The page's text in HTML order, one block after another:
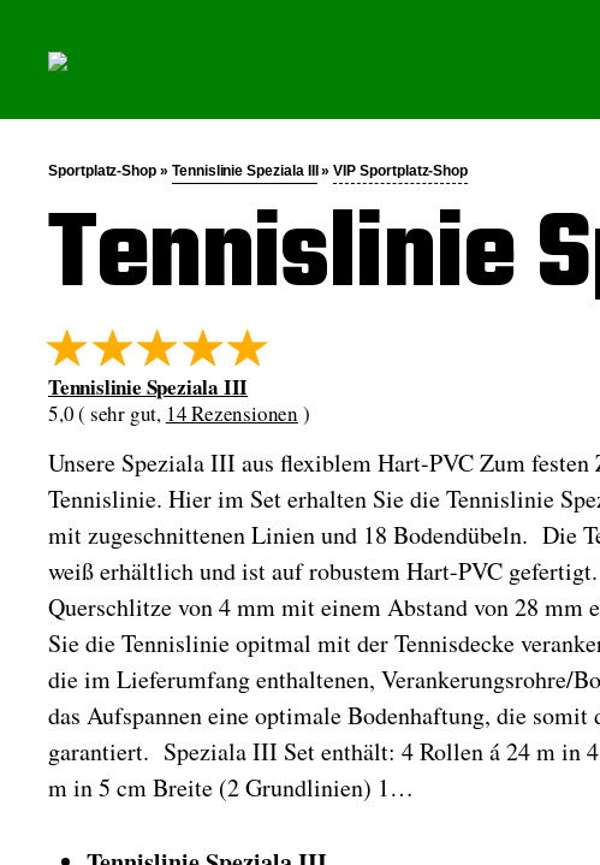
Sportplatz-Shop » Tennislinie Speziala III »VIP Sportplatz-Shop
Tennislinie
Tennislinie Speziala III
5,0 ( sehr gut, 14 Rezensionen )
Unsere Speziala III aus flexiblem Hart-PVC Zum festen
Tennislinie. Hier im Set erhalten Sie die Tennislinie
mit zugeschnittenen Linien und 18 Bodendübeln. Die
weiß erhältlich und ist auf robustem Hart-PVC
Querschlitze von 4 mm mit einem Abstand von 28 mm
Sie die Tennislinie opitmal mit der Tennisdecke
die im Lieferumfang enthaltenen, Verankerungsrohre/
das Aufspannen eine optimale Bodenhaftung, die
garantiert. Speziala III Set enthält: 4 Rollen á 24 m
m in 5 cm Breite (2 Grundlinien) 1…